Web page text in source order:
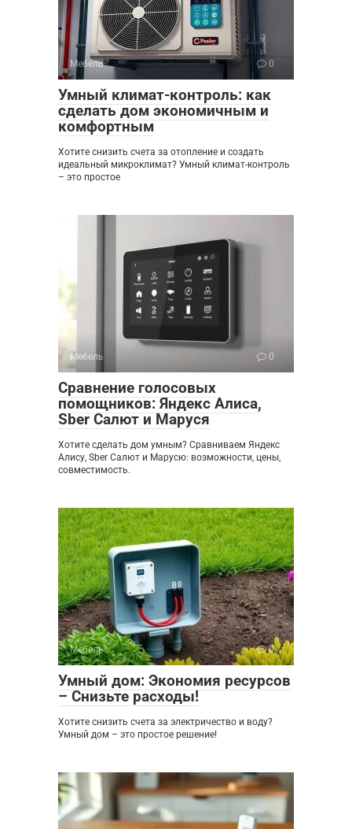
Мебель 0
Умный климат-контроль: как
сделать дом экономичным и
комфортным
Хотите снизить счета за отопление и создать
идеальный микроклимат? Умный климат-контроль
– это простое
Мебель 0
Сравнение голосовых
помощников: Яндекс Алиса,
Sber Салют и Маруся
Хотите сделать дом умным? Сравниваем Яндекс
Алису, Sber Салют и Марусю: возможности, цены,
совместимость.
Мебель 0
Умный дом: Экономия ресурсов
– Снизьте расходы!
Хотите снизить счета за электричество и воду?
Умный дом – это простое решение!